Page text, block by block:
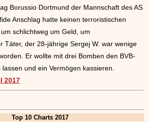
Borussio Dortmund der Mannschaft des AS
Anschlag hatte keinen terroristischen
schlichtweg um Geld, um
Täter, der 28-jährige Sergej W. war wenige
Er wollte mit drei Bomben den BVB-
und ein Vermögen kassieren.
2017
Top 10 Charts 2017